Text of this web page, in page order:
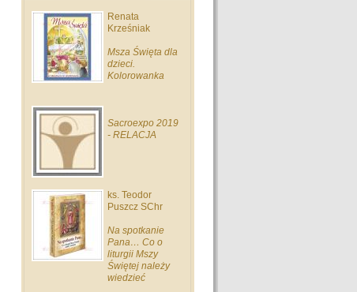
Renata
Krześniak
Msza Święta dla
dzieci.
Kolorowanka
Sacroexpo 2019
- RELACJA
ks. Teodor
Puszcz SChr
Na spotkanie
Pana… Co o
liturgii Mszy
Świętej należy
wiedzieć